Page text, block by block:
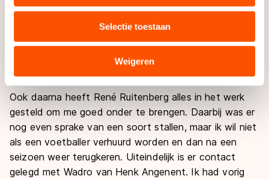
uw gebruik van onze site met onze partners voor social
combineren met andere gegevens die u aan hen heeft
verstrekt of die zij hebben verzameld via hun services.
Sommige partners kunnen gegevens doorgeven aan
landen buiten de EU, zoals de VS, waar mogelijk geen
adequaat beschermingsniveau geldt volgens de GDPR.
Door op ‘Toestaan’ te klikken, stemt u in met deze
overdracht. Meer informatie vindt u in ons cookiebeleid.
Selectie toestaan
Weigeren
wilde ik rijden met Geert Plender en Arjen Becker, maar
ik voel er niets voor te rijden met jongens als Ingmar
Berga en Gary Hekman. Dat is niet goed voor me. Ik
Ook daarna heeft René Ruitenberg alles in het werk
gesteld om me goed onder te brengen. Daarbij was er
nog even sprake van een soort stallen, maar ik wil niet
als een voetballer verhuurd worden en dan na een
seizoen weer terugkeren. Uiteindelijk is er contact
gelegd met Wadro van Henk Angenent. Ik had vorig